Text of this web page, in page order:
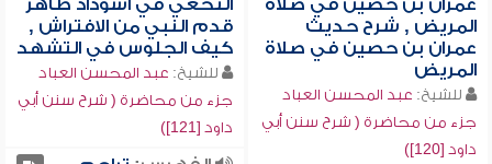
عمران بن حصين في صلاة
المريض , شرح حديث
عمران بن حصين في صلاة
المريض
للشيخ: عبد المحسن العباد
جزء من محاضرة ( شرح سنن أبي
داود [120])
النخعي في اسوداد ظاهر
قدم النبي من الافتراش ,
كيف الجلوس في التشهد
للشيخ: عبد المحسن العباد
جزء من محاضرة ( شرح سنن أبي
داود [121])